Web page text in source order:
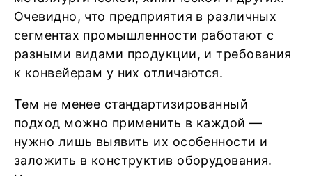
Очевидно, что предприятия в различных
сегментах промышленности работают с
разными видами продукции, и требования
к конвейерам у них отличаются.
Тем не менее стандартизированный
подход можно применить в каждой —
нужно лишь выявить их особенности и
заложить в конструктив оборудования.